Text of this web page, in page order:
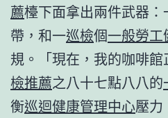
薦檯下面拿出兩件武器
帶，和一巡檢個一般勞工
規。「現在，我的咖啡
檢推薦之八十七點八八的
衡巡迴健康管理中心壓力